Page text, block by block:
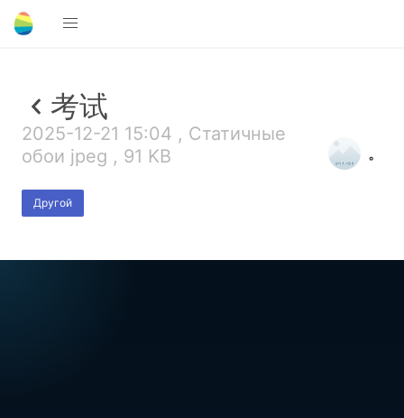
考试
2025-12-21 15:04 , Статичные
обои jpeg , 91 KB
Другой
。